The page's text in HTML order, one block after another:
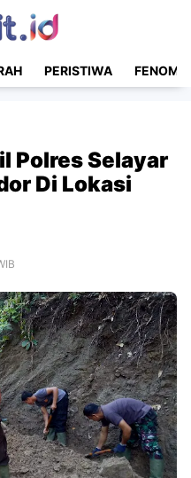
PERISTIWA
Polres Selayar
Di Lokasi